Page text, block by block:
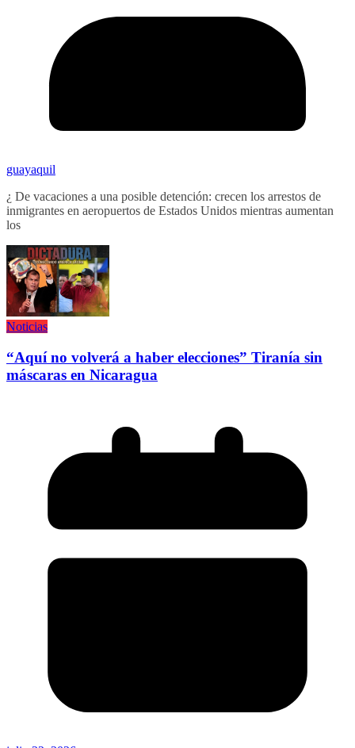
guayaquil
¿ De vacaciones a una posible detención: crecen los arrestos de
inmigrantes en aeropuertos de Estados Unidos mientras aumentan
los
Noticias
“Aquí no volverá a haber elecciones” Tiranía sin
máscaras en Nicaragua